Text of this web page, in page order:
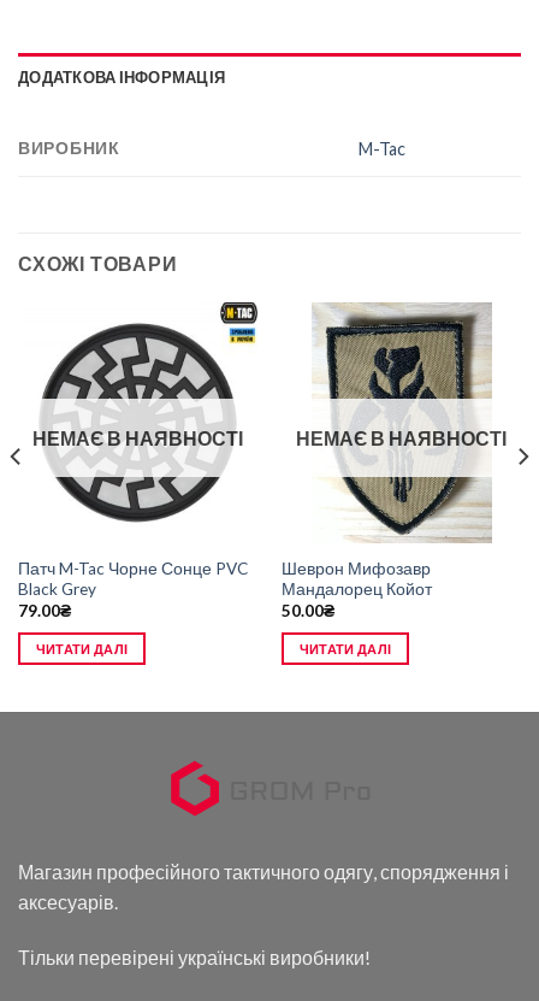
ДОДАТКОВА ІНФОРМАЦІЯ
ВИРОБНИК M-Tac
СХОЖІ ТОВАРИ
НЕМАЄ В НАЯВНОСТІ
Патч M-Tac Чорне Сонце PVC
Black Grey
79.00₴
ЧИТАТИ ДАЛІ
НЕМАЄ В НАЯВНОСТІ
Шеврон Мифозавр
Мандалорец Койот
50.00₴
ЧИТАТИ ДАЛІ
Магазин професійного тактичного одягу, спорядження і
аксесуарів.
Тільки перевірені українські виробники!